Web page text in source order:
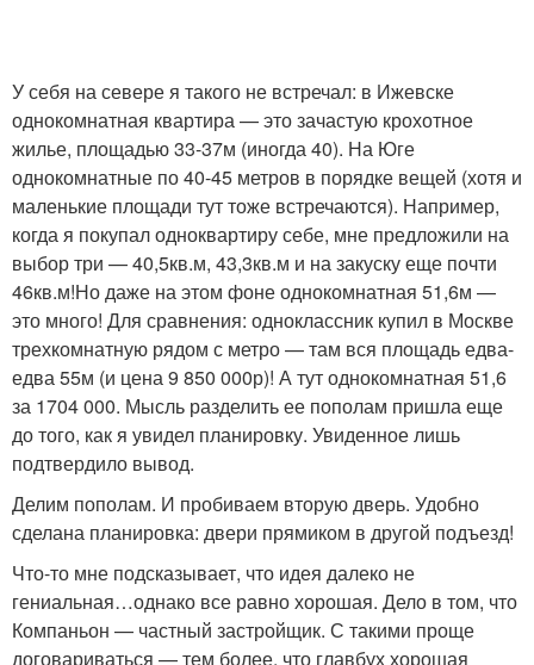
У себя на севере я такого не встречал: в Ижевске
однокомнатная квартира — это зачастую крохотное
жилье, площадью 33-37м (иногда 40). На Юге
однокомнатные по 40-45 метров в порядке вещей (хотя и
маленькие площади тут тоже встречаются). Например,
когда я покупал одноквартиру себе, мне предложили на
выбор три — 40,5кв.м, 43,3кв.м и на закуску еще почти
46кв.м!Но даже на этом фоне однокомнатная 51,6м —
это много! Для сравнения: одноклассник купил в Москве
трехкомнатную рядом с метро — там вся площадь едва-
едва 55м (и цена 9 850 000р)! А тут однокомнатная 51,6
за 1704 000. Мысль разделить ее пополам пришла еще
до того, как я увидел планировку. Увиденное лишь
подтвердило вывод.
Делим пополам. И пробиваем вторую дверь. Удобно
сделана планировка: двери прямиком в другой подъезд!
Что-то мне подсказывает, что идея далеко не
гениальная…однако все равно хорошая. Дело в том, что
Компаньон — частный застройщик. С такими проще
договариваться — тем более, что главбух хорошая